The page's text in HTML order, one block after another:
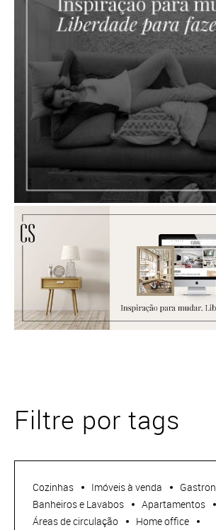
Filtre por tags
Cozinhas Imóveis à venda
Banheiros e Lavabos
Apartamentos
Áreas de circulação
Home office